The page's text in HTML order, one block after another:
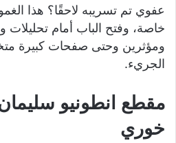
عفوي تم تسريبه لاحقًا؟ هذا
خاصة، وفتح الباب أمام
ومؤثرين وحتى صفحات كبيرة
الجريء.
مقطع انطونيو
خوري